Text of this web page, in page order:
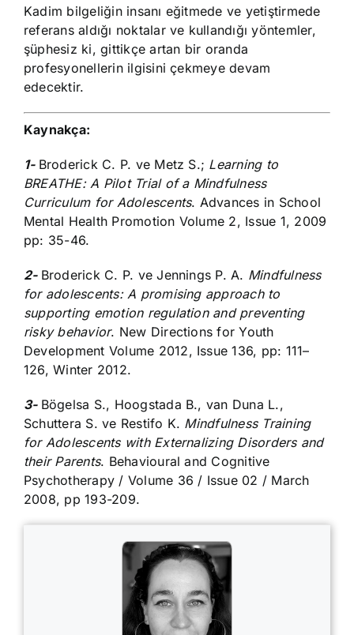
Kadim bilgeliğin insanı eğitmede ve yetiştirmede
referans aldığı noktalar ve kullandığı yöntemler,
şüphesiz ki, gittikçe artan bir oranda
profesyonellerin ilgisini çekmeye devam
edecektir.
Kaynakça:
1- Broderick C. P. ve Metz S.; Learning to
BREATHE: A Pilot Trial of a Mindfulness
Curriculum for Adolescents. Advances in School
Mental Health Promotion Volume 2, Issue 1, 2009
pp: 35-46.
2- Broderick C. P. ve Jennings P. A. Mindfulness
for adolescents: A promising approach to
supporting emotion regulation and preventing
risky behavior. New Directions for Youth
Development Volume 2012, Issue 136, pp: 111–
126, Winter 2012.
3- Bögelsa S., Hoogstada B., van Duna L.,
Schuttera S. ve Restifo K. Mindfulness Training
for Adolescents with Externalizing Disorders and
their Parents. Behavioural and Cognitive
Psychotherapy / Volume 36 / Issue 02 / March
2008, pp 193-209.